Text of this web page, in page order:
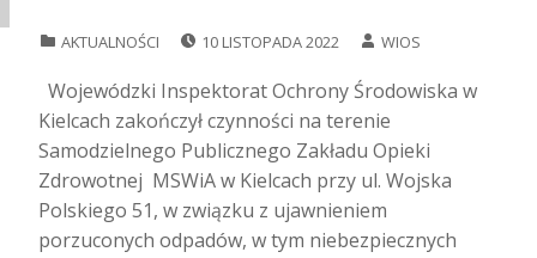
AKTUALNOŚCI 10 LISTOPADA 2022 WIOS
Wojewódzki Inspektorat Ochrony Środowiska w
Kielcach zakończył czynności na terenie
Samodzielnego Publicznego Zakładu Opieki
Zdrowotnej MSWiA w Kielcach przy ul. Wojska
Polskiego 51, w związku z ujawnieniem
porzuconych odpadów, w tym niebezpiecznych